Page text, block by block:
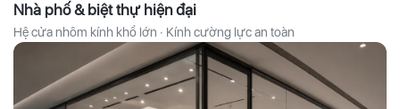
Nhà phố & biệt thự hiện đại
Hệ cửa nhôm kính khổ lớn · Kính cường lực an toàn